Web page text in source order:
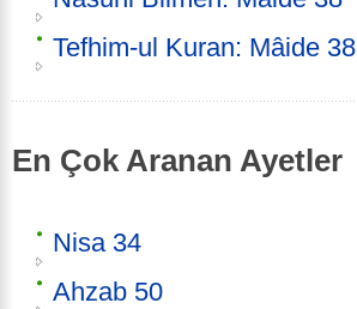
Tefhim-ul Kuran: Mâide 38
En Çok Aranan Ayetler
Nisa 34
Ahzab 50